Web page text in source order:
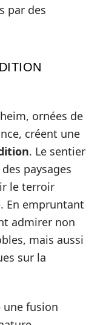
par des
ornées de
créent une
. Le sentier
paysages
le terroir
En empruntant
admirer non
mais aussi
sur la
une fusion